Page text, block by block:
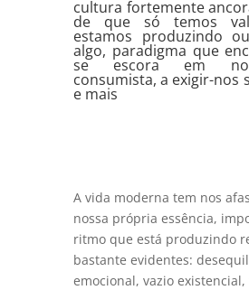
cultura fortemente
de que só temos
estamos produzindo
algo, paradigma que
se escora em
consumista, a exigir-nos
e mais
A vida moderna tem nos
nossa própria essência,
ritmo que está produzindo
bastante evidentes:
emocional, vazio